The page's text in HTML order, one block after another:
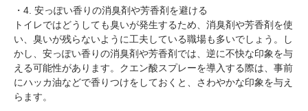
・4. 安っぽい香りの消臭剤や芳香剤を避ける
トイレではどうしても臭いが発生するため、消臭剤や芳香剤を使
い、臭いが残らないように工夫している職場も多いでしょう。し
かし、安っぽい香りの消臭剤や芳香剤では、逆に不快な印象を与
える可能性があります。クエン酸スプレーを導入する際は、事前
にハッカ油などで香りつけをしておくと、さわやかな印象を与え
らます。